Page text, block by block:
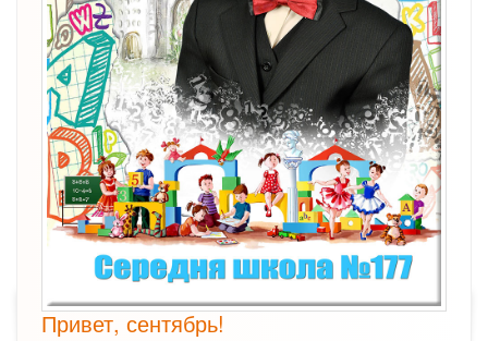
Привет, сентябрь!